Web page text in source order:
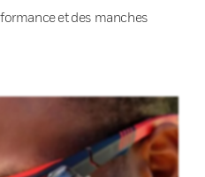
et des manches